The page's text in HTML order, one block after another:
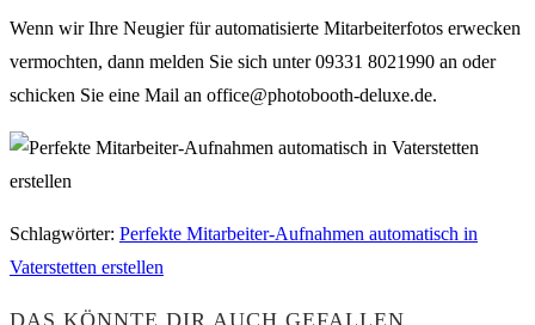
Wenn wir Ihre Neugier für automatisierte Mitarbeiterfotos erwecken
vermochten, dann melden Sie sich unter 09331 8021990 an oder
schicken Sie eine Mail an office@photobooth-deluxe.de.
Schlagwörter: Perfekte Mitarbeiter-Aufnahmen automatisch in
Vaterstetten erstellen
DAS KÖNNTE DIR AUCH GEFALLEN